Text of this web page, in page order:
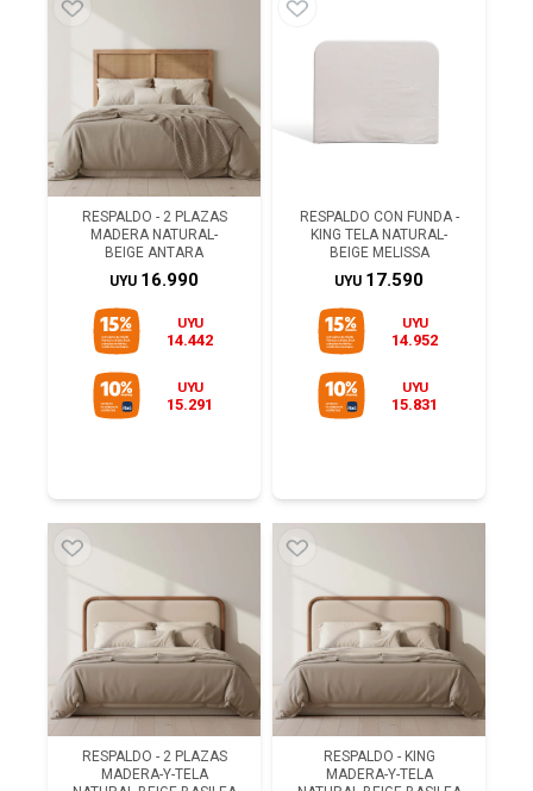
RESPALDO - 2 PLAZAS
MADERA NATURAL-
BEIGE ANTARA
UYU 16.990
UYU
14.442
UYU
15.291
RESPALDO CON FUNDA -
KING TELA NATURAL-
BEIGE MELISSA
UYU 17.590
UYU
14.952
UYU
15.831
RESPALDO - 2 PLAZAS
MADERA-Y-TELA
RESPALDO - KING
MADERA-Y-TELA